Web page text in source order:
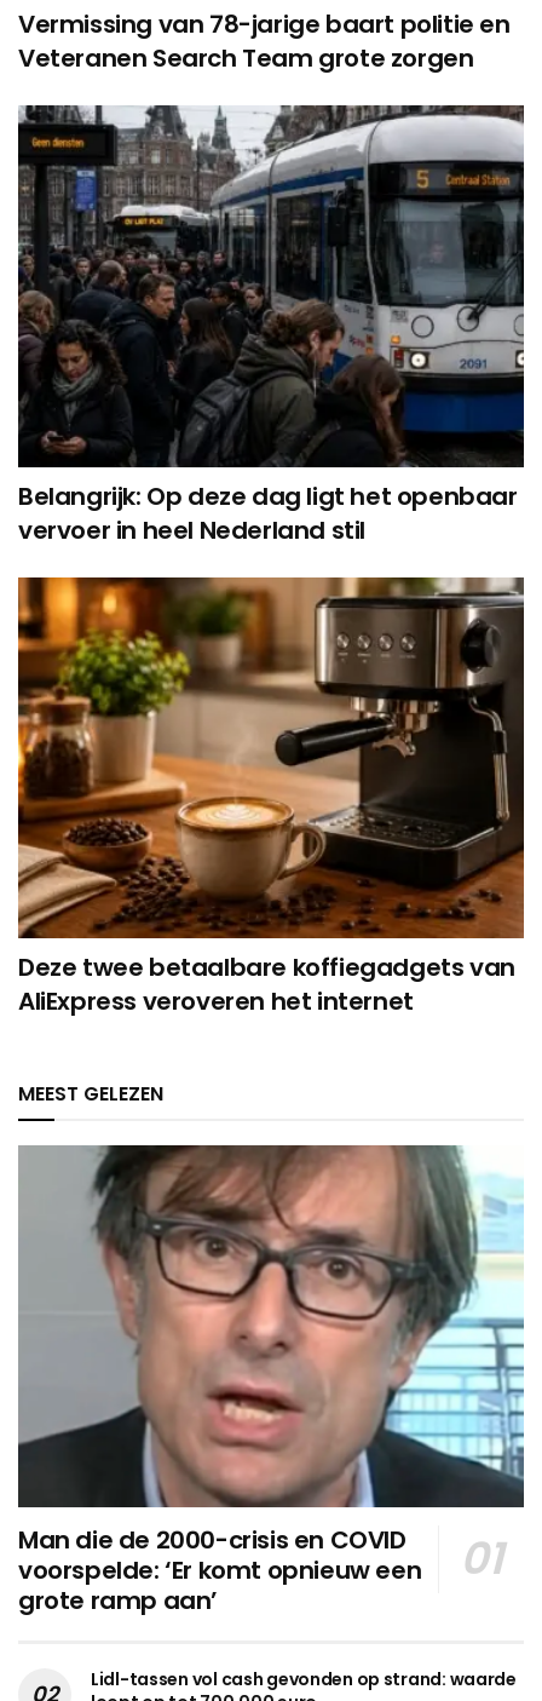
Vermissing van 78-jarige baart politie en
Veteranen Search Team grote zorgen
Belangrijk: Op deze dag ligt het openbaar
vervoer in heel Nederland stil
Deze twee betaalbare koffiegadgets van
AliExpress veroveren het internet
MEEST GELEZEN
Man die de 2000-crisis en COVID
voorspelde: ‘Er komt opnieuw een
grote ramp aan’
Lidl-tassen vol cash gevonden op strand: waarde